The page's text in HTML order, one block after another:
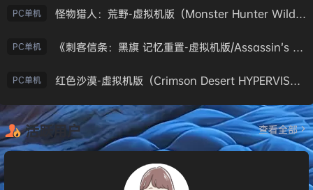
PC单机 怪物猎人：荒野-虚拟机版（Monster Hunter Wilds HYPERVISOR）免安装中文版
PC单机 《刺客信条：黑旗 记忆重置-虚拟机版/Assassin’s Creed Black Flag Resynced HYPERVISOR》免安装中文版
PC单机 红色沙漠-虚拟机版（Crimson Desert HYPERVISOR）免安装中文版
活跃用户 查看全部